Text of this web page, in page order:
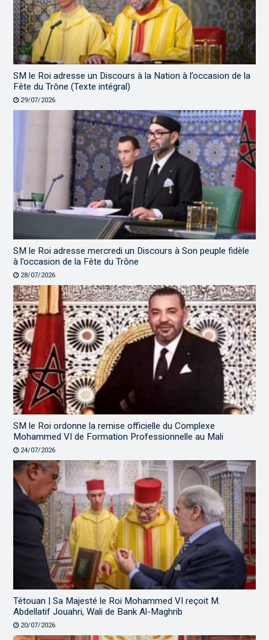
SM le Roi adresse un Discours à la Nation à l’occasion de la
Fête du Trône (Texte intégral)
29/07/2026
SM le Roi adresse mercredi un Discours à Son peuple fidèle
à l’occasion de la Fête du Trône
28/07/2026
SM le Roi ordonne la remise officielle du Complexe
Mohammed VI de Formation Professionnelle au Mali
24/07/2026
Tétouan | Sa Majesté le Roi Mohammed VI reçoit M.
Abdellatif Jouahri, Wali de Bank Al-Maghrib
20/07/2026